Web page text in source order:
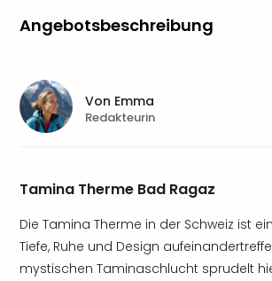
Angebotsbeschreibung
Tamina Therme Bad Ragaz
Die Tamina Therme in der Schweiz ist
Tiefe, Ruhe und Design
mystischen Taminaschlucht sprudelt
Von Emma
Redakteurin